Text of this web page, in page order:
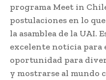
programa Meet in
postulaciones en lo
la asamblea de la UAI.
excelente noticia para
oportunidad para
y mostrarse al mundo